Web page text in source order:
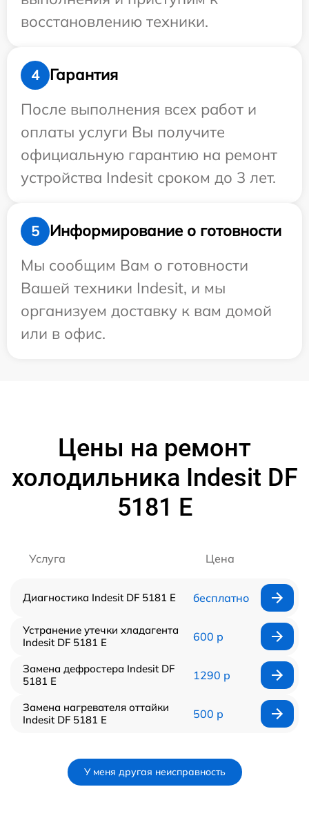
восстановлению техники.
4
Гарантия
После выполнения всех работ и
оплаты услуги Вы получите
официальную гарантию на ремонт
устройства Indesit сроком до 3 лет.
5
Информирование о готовности
Мы сообщим Вам о готовности
Вашей техники Indesit, и мы
организуем доставку к вам домой
или в офис.
Цены на ремонт
холодильника Indesit DF
5181 E
Услуга Цена
Диагностика Indesit DF 5181 E бесплатно
Устранение утечки хладагента
Indesit DF 5181 E
600 р
Замена дефростера Indesit DF
5181 E
1290 р
Замена нагревателя оттайки
Indesit DF 5181 E
500 р
У меня другая неисправность